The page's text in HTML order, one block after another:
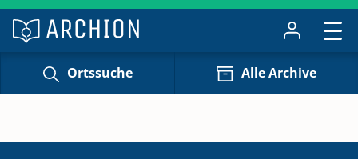
Ortssuche Alle Archive